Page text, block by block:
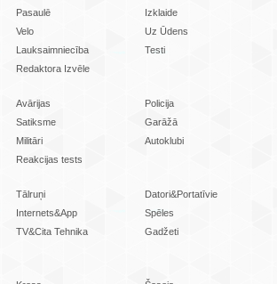
Pasaulē
Izklaide
Velo
Uz Ūdens
Lauksaimniecība
Testi
Redaktora Izvēle
Avārijas
Policija
Satiksme
Garāžā
Militāri
Autoklubi
Reakcijas tests
Tālruņi
Datori&Portatīvie
Internets&App
Spēles
TV&Cita Tehnika
Gadžeti